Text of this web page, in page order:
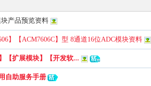
块产品预览资料
】【ACM7606C】型 8通道16位ADC模块资料
【扩展模块】【开发软...
自助服务手册